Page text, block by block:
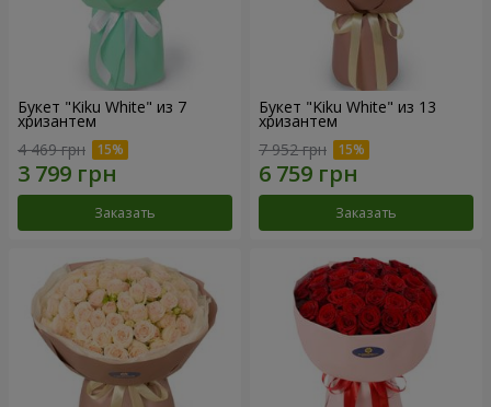
Букет "Kiku White" из 7
хризантем
4 469 грн
Заказать
Букет "Kiku White" из 13
хризантем
7 952 грн
Заказать